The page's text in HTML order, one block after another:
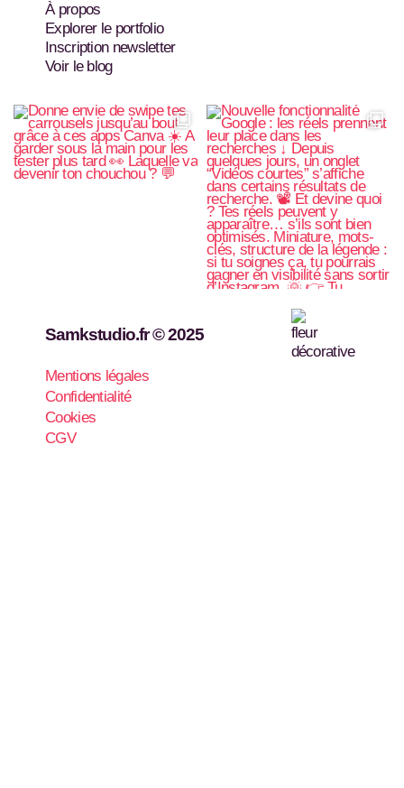
À propos
Explorer le portfolio
Inscription newsletter
Voir le blog
Samkstudio.fr © 2025
Mentions légales
Confidentialité
Cookies
CGV